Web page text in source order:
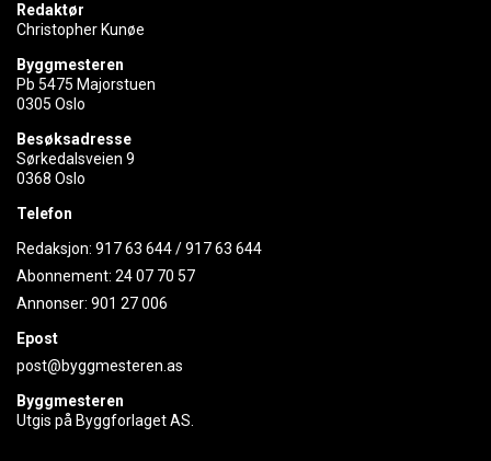
Redaktør
Christopher Kunøe
Byggmesteren
Pb 5475 Majorstuen
0305 Oslo
Besøksadresse
Sørkedalsveien 9
0368 Oslo
Telefon
Redaksjon: 917 63 644/917 63 644
Abonnement: 24 07 70 57
Annonser: 901 27 006
Epost
post@byggmesteren.as
Byggmesteren
Utgis på Byggforlaget AS.